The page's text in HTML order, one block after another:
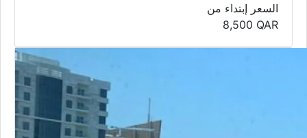
السعر إبتداء من
8,500 QAR